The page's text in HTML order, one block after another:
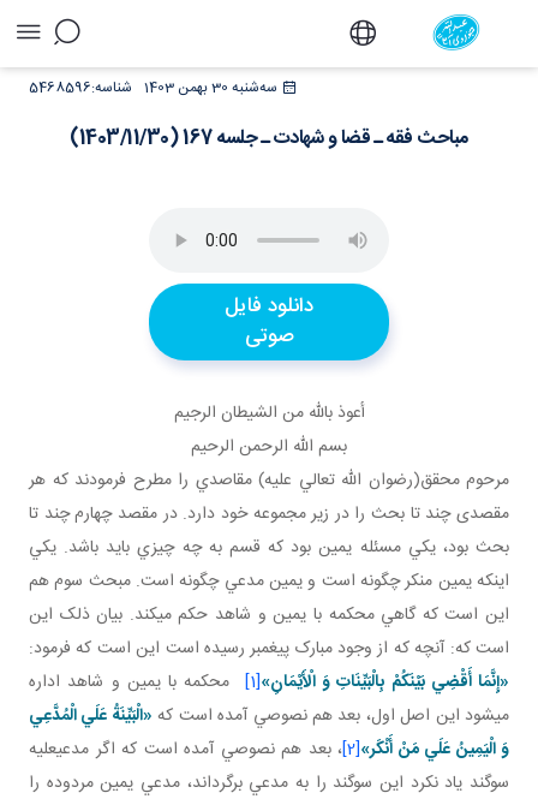
مباحث فقه ـ قضا و شهادت ـ جلسه 167 سه‌شنبه 30 بهمن 1403 5468596شناسه:
مباحث فقه ـ قضا و شهادت ـ جلسه 167 (1403/11/30)
دانلود فایل
صوتی
أعوذ بالله من الشيطان الرجيم
بسم الله الرحمن الرحيم
مرحوم محقق(رضوان الله تعالي عليه) مقاصدي را مطرح فرمودند که هر
مقصدی چند تا بحث را در زير مجموعه خود دارد. در مقصد چهارم چند تا
بحث بود، يکي مسئله يمين بود که قسم به چه چيزي بايد باشد. يکي
اينکه يمين منکر چگونه است و يمين مدعي چگونه است. مبحث سوم هم
اين است که گاهي محکمه با يمين و شاهد حکم مي کند. بيان ذلک اين
است که: آنچه که از وجود مبارک پيغمبر رسيده است اين است که فرمود:
«إِنَّمَا أَقْضِي‏ بَيْنَكُمْ بِالْبَيِّنَاتِ وَ الْأَيْمَانِ»[1]
محکمه با يمين و شاهد اداره
مي شود اين اصل اول، بعد هم نصوصي آمده است که «الْبَيِّنَةُ عَلَي الْمُدَّعِي
وَ الْيَمِينُ عَلَي مَنْ أَنْكَر»[2] ، بعد هم نصوصي آمده است که اگر مدعي عليه
سوگند ياد نکرد اين سوگند را به مدعي برگرداند، مدعي يمين مردوده را